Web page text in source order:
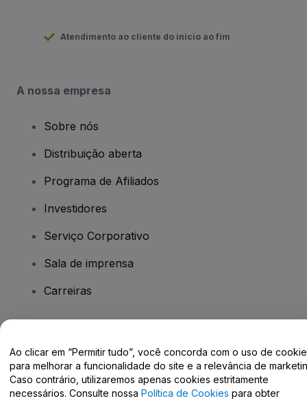
Atendimento ao cliente do início ao fim
A nossa empresa
Sobre nós
Distribuição aberta
Programa de Afiliados
Investidores
Serviço Corporativo
Sala de imprensa
Carreiras
Centro de Ajuda / Fale Conosco
Ao clicar em “Permitir tudo”, você concorda com o uso de
para melhorar a funcionalidade do site e a relevância de
Caso contrário, utilizaremos apenas cookies estritamente
necessários. Consulte nossa Política de Cookies para obter